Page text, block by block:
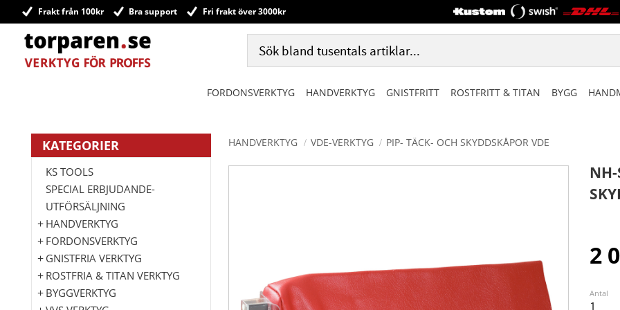
Frakt från 100kr Bra support Fri frakt över 3000kr
FORDONSVERKTYG HANDVERKTYG GNISTFRITT ROSTFRITT & TITAN BYGG
HANDVERKTYG VDE-VERKTYG PIP- TÄCK- OCH SKYDDSKÅPOR VDE
2
Antal
KATEGORIER
KS TOOLS
SPECIAL ERBJUDANDE-
UTFÖRSÄLJNING
HANDVERKTYG
FORDONSVERKTYG
GNISTFRIA VERKTYG
ROSTFRIA & TITAN VERKTYG
BYGGVERKTYG